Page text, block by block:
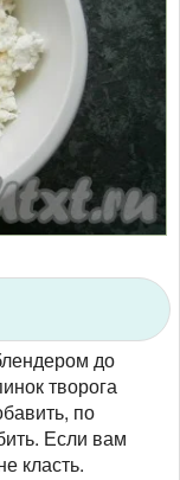
до
творога
по
Если вам
класть.